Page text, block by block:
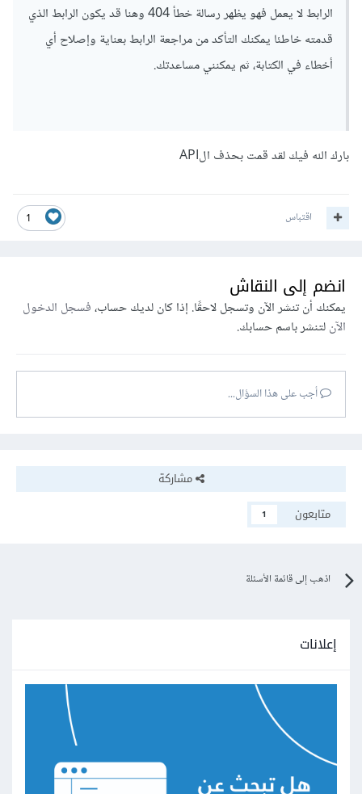
الرابط لا يعمل فهو يظهر رسالة خطأ 404 وهنا قد يكون الرابط الذي
قدمته خاطئا يمكنك التأكد من مراجعة الرابط بعناية وإصلاح أي
أخطاء في الكتابة، ثم يمكنني مساعدتك.
بارك الله فيك لقد قمت بحذف الAPI
1 اقتباس
انضم إلى النقاش
يمكنك أن تنشر الآن وتسجل لاحقًا. إذا كان لديك حساب،فسجل الدخول
الآنلتنشر باسم حسابك.
أجب على هذا السؤال...
مشاركة
متابعون
1
اذهب إلى قائمة الأسئلة
إعلانات